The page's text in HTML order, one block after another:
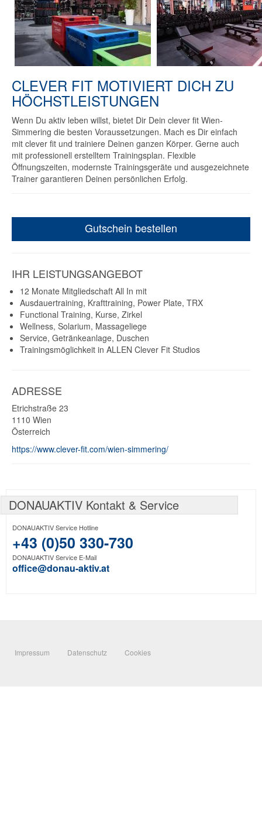
CLEVER FIT MOTIVIERT DICH ZU
HÖCHSTLEISTUNGEN
Wenn Du aktiv leben willst, bietet Dir Dein clever fit Wien-
Simmering die besten Voraussetzungen. Mach es Dir einfach
mit clever fit und trainiere Deinen ganzen Körper. Gerne auch
mit professionell erstelltem Trainingsplan. Flexible
Öffnungszeiten, modernste Trainingsgeräte und ausgezeichnete
Trainer garantieren Deinen persönlichen Erfolg.
Gutschein bestellen
IHR LEISTUNGSANGEBOT
12 Monate Mitgliedschaft All In mit
Ausdauertraining, Krafttraining, Power Plate, TRX
Functional Training, Kurse, Zirkel
Wellness, Solarium, Massageliege
Service, Getränkeanlage, Duschen
Trainingsmöglichkeit in ALLEN Clever Fit Studios
ADRESSE
Etrichstraße 23
1110 Wien
Österreich
https://www.clever-fit.com/wien-simmering/
DONAUAKTIV Kontakt & Service
DONAUAKTIV Service Hotline
+43 (0)50 330-730
DONAUAKTIV Service E-Mail
office@donau-aktiv.at
Impressum Datenschutz Cookies